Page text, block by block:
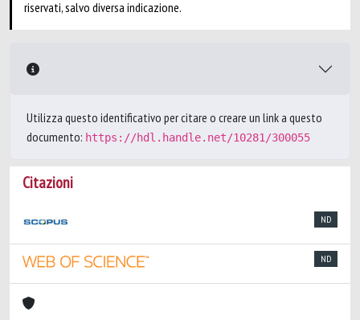
riservati, salvo diversa indicazione.
Utilizza questo identificativo per citare o creare un link a questo
documento: https://hdl.handle.net/10281/300055
Citazioni
ND
ND